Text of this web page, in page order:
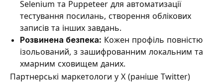
Selenium та Puppeteer для автоматизації
тестування посилань, створення облікових
записів та інших завдань.
Розвинена безпека: Кожен профіль повністю
ізольований, з зашифрованним локальним та
хмарним сховищем даних.
Партнерські маркетологи у X (раніше Twitter)